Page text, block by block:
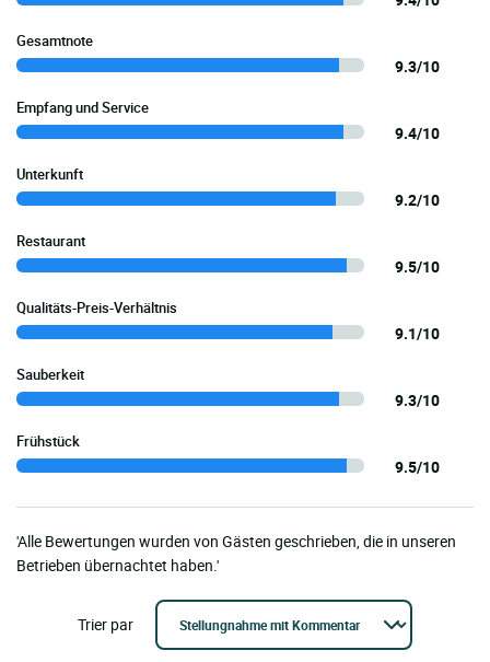
Gesamtnote
9.3/10
Empfang und Service
9.4/10
Unterkunft
9.2/10
Restaurant
9.5/10
Qualitäts-Preis-Verhältnis
9.1/10
Sauberkeit
9.3/10
Frühstück
9.5/10
'Alle Bewertungen wurden von Gästen geschrieben, die in unseren
Betrieben übernachtet haben.'
Trier par